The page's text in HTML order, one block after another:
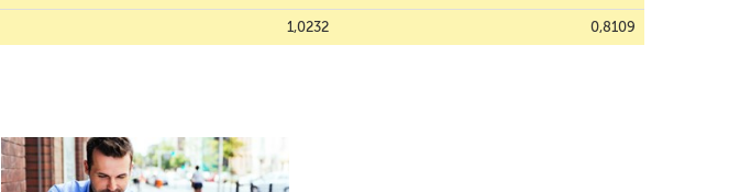
1,0232 0,8109